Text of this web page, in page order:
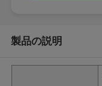
製品の説明